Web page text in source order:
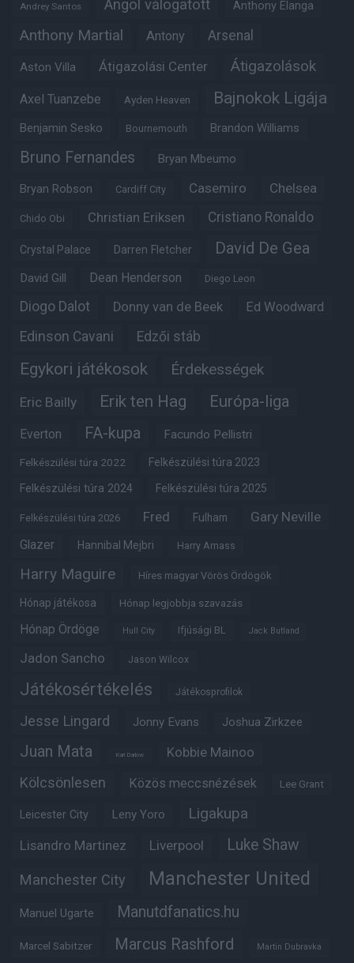
Andrey Santos Angol válogatott Anthony Elanga
Anthony Martial Antony Arsenal
Aston Villa Átigazolási Center Átigazolások
Axel Tuanzebe Ayden Heaven Bajnokok Ligája
Benjamin Sesko Bournemouth Brandon Williams
Bruno Fernandes Bryan Mbeumo
Bryan Robson Cardiff City Casemiro Chelsea
Chido Obi Christian Eriksen Cristiano Ronaldo
Crystal Palace Darren Fletcher David De Gea
David Gill Dean Henderson Diego Leon
Diogo Dalot Donny van de Beek Ed Woodward
Edinson Cavani Edzői stáb
Egykori játékosok Érdekességek
Eric Bailly Erik ten Hag Európa-liga
Everton FA-kupa Facundo Pellistri
Felkészülési túra 2022 Felkészülési túra 2023
Felkészülési túra 2024 Felkészülési túra 2025
Felkészülési túra 2026 Fred Fulham Gary Neville
Glazer Hannibal Mejbri Harry Amass
Harry Maguire Híres magyar Vörös Ördögök
Hónap játékosa Hónap legjobbja szavazás
Hónap Ördöge Hull City Ifjúsági BL Jack Butland
Jadon Sancho Jason Wilcox
Játékosértékelés Játékosprofilok
Jesse Lingard Jonny Evans Joshua Zirkzee
Juan Mata Karl Darlow Kobbie Mainoo
Kölcsönlesen Közös meccsnézések Lee Grant
Leicester City Leny Yoro Ligakupa
Lisandro Martinez Liverpool Luke Shaw
Manchester City Manchester United
Manuel Ugarte Manutdfanatics.hu
Marcel Sabitzer Marcus Rashford Martin Dubravka